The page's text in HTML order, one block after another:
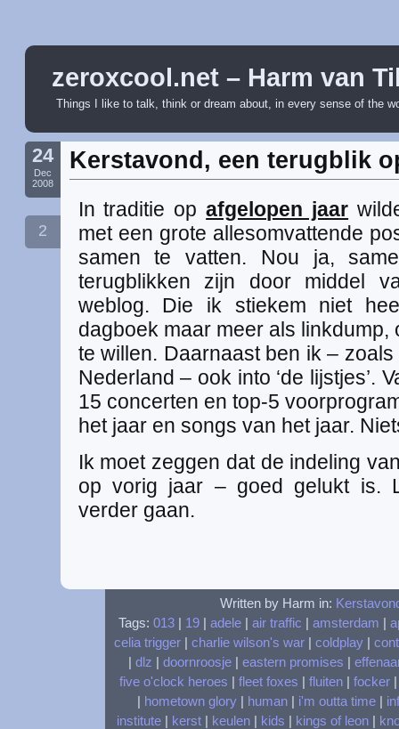
zeroxcool.net – Harm van
Things I like to talk, think or dream about, in every sense of the
24
Dec
2008
2
Kerstavond, een terugblik
In traditie opafgelopen jaar
met een grote allesomvattende
samen te vatten. Nou ja,
terugblikken zijn door middel
weblog. Die ik stiekem niet
dagboek maar meer als linkdump,
te willen. Daarnaast ben ik –
Nederland – ook into ‘de lijstjes’.
15 concerten en top-5
het jaar en songs van het jaar.
Ik moet zeggen dat de indeling
op vorig jaar – goed gelukt is.
verder gaan.
Written by Harm in:
Tags: 013| 19| adele| air traffic amsterdam
celia trigger| charlie wilson's war| coldplay|
dlz doornroosje| eastern promises
five o'clock heroes
fleet foxes fluiten| focker
hometown glory| human| i'm outta time|
institute| kerst| keulen| kids kings of leon|